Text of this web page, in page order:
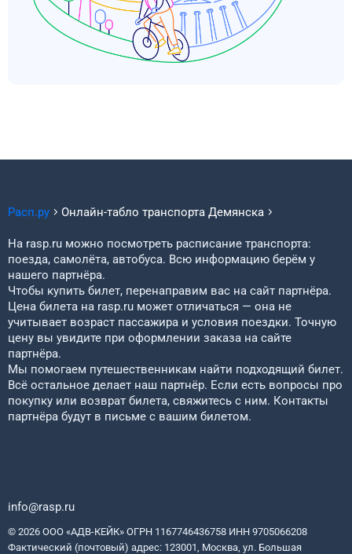
Расп.ру Онлайн-табло транспорта Демянска
На rasp.ru можно посмотреть расписание транспорта:
поезда, самолёта, автобуса. Всю информацию берём у
нашего партнёра.
Чтобы купить билет, перенаправим вас на сайт партнёра.
Цена билета на rasp.ru может отличаться — она не
учитывает возраст пассажира и условия поездки. Точную
цену вы увидите при оформлении заказа на сайте
партнёра.
Мы помогаем путешественникам найти подходящий билет.
Всё остальное делает наш партнёр. Если есть вопросы про
покупку или возврат билета, свяжитесь с ним. Контакты
партнёра будут в письме с вашим билетом.
info@rasp.ru
© 2026 ООО «АДВ-КЕЙК» ОГРН 1167746436758 ИНН 9705066208
Фактический (почтовый) адрес: 123001, Москва, ул. Большая